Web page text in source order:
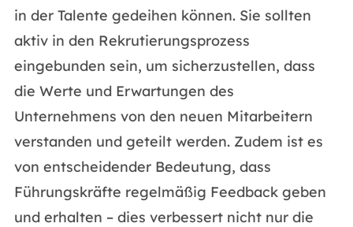
in der Talente gedeihen können. Sie sollten
aktiv in den Rekrutierungsprozess
eingebunden sein, um sicherzustellen, dass
die Werte und Erwartungen des
Unternehmens von den neuen Mitarbeitern
verstanden und geteilt werden. Zudem ist es
von entscheidender Bedeutung, dass
Führungskräfte regelmäßig Feedback geben
und erhalten – dies verbessert nicht nur die